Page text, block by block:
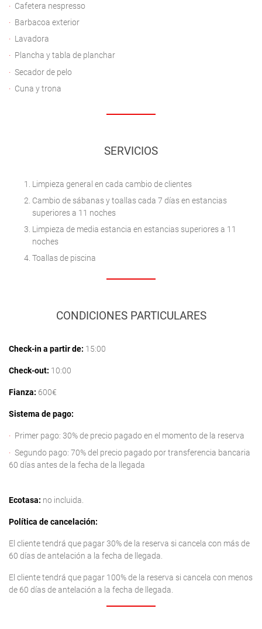
Cafetera nespresso
Barbacoa exterior
Lavadora
Plancha y tabla de planchar
Secador de pelo
Cuna y trona
SERVICIOS
Limpieza general en cada cambio de clientes
Cambio de sábanas y toallas cada 7 días en estancias
superiores a 11 noches
Limpieza de media estancia en estancias superiores a 11
noches
Toallas de piscina
CONDICIONES PARTICULARES
Check-in a partir de: 15:00
Check-out: 10:00
Fianza: 600€
Sistema de pago:
Primer pago: 30% de precio pagado en el momento de la reserva
Segundo pago: 70% del precio pagado por transferencia bancaria
60 días antes de la fecha de la llegada
Ecotasa: no incluida.
Política de cancelación:
El cliente tendrá que pagar 30% de la reserva si cancela con más de
60 días de antelación a la fecha de llegada.
El cliente tendrá que pagar 100% de la reserva si cancela con menos
de 60 días de antelación a la fecha de llegada.